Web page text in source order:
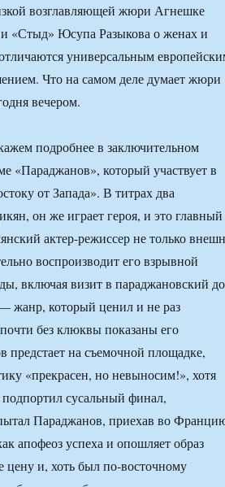
возглавляющей жюри Агнешке
«Стыд» Юсупа Разыкова о женах и
универсальным
Что на самом деле думает жюри
вечером.
подробнее в заключительном
«Параджанов», который участвует в
от Запада». В титрах два
он же играет героя, и это главный
актер-режиссер не только
воспроизводит его взрывной
включая визит в параджановский
жанр, который ценил и не раз
без клюквы показаны его
предстает на съемочной площадке,
«прекрасен, но невыносим!», хотя
сусальный финал,
Параджанов, приехав во
апофеоз успеха и опошляет образ
цену и, хоть был по-восточному